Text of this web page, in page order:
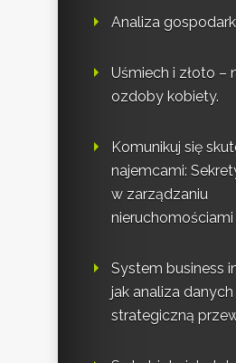
Analiza
Uśmiech i złoto –
ozdoby kobiety.
Komunikuj się
najemcami:
w zarządzaniu
nieruchomościami
System business
jak analiza
strategiczną